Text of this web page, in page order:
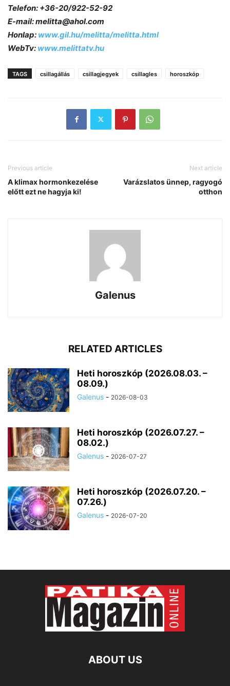
Telefon: +36-20/922-52-92
E-mail: melitta@ahol.com
Honlap: www.gil.hu/melitta/melitta.html
WebTv: www.melittatv.hu
TAGS csillagállás csillagjegyek csillagles horoszkóp
Previous article
A klimax hormonkezelése
előtt ezt ne hagyja ki!
Next article
Varázslatos ünnep, ragyogó
otthon
Galenus
RELATED ARTICLES
Heti horoszkóp (2026.08.03. –
08.09.)
Galenus - 2026-08-03
Heti horoszkóp (2026.07.27. –
08.02.)
Galenus - 2026-07-27
Heti horoszkóp (2026.07.20. –
07.26.)
Galenus - 2026-07-20
ABOUT US